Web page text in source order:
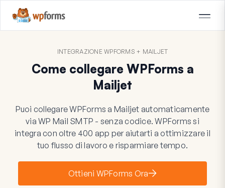
INTEGRAZIONE WPFORMS + MAILJET
Come collegare WPForms a
Mailjet
Puoi collegare WPForms a Mailjet automaticamente
via WP Mail SMTP - senza codice. WPForms si
integra con oltre 400 app per aiutarti a ottimizzare il
tuo flusso di lavoro e risparmiare tempo.
Ottieni WPForms Ora